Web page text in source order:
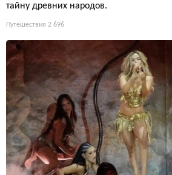
тайну древних народов.
Путешествия 2 696